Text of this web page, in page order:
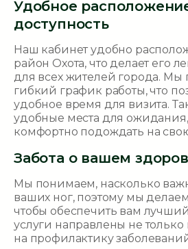
Удобное
доступность
Наш кабинет удобно
район Охота, что делает его
для всех жителей города. Мы
гибкий график работы, что
удобное время для визита.
удобные места для
комфортно подождать на
Забота о вашем
Мы понимаем, насколько
ваших ног, поэтому мы
чтобы обеспечить вам
услуги направлены не только
на профилактику